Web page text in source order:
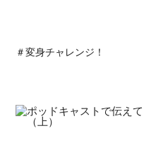
＃変身チャレンジ！